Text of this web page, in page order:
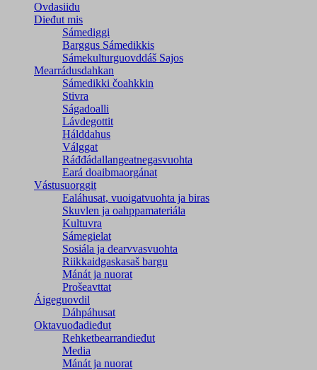
Ovdasiidu
Dieđut mis
Sámediggi
Barggus Sámedikkis
Sámekulturguovddáš Sajos
Mearrádusdahkan
Sámedikki čoahkkin
Stivra
Ságadoalli
Lávdegottit
Hálddahus
Válggat
Ráđđádallangeatnegas­vuohta
Eará doaibmaorgánat
Vástusuorggit
Ealáhusat, vuoigatvuohta ja biras
Skuvlen ja oahppamateriála
Kultuvra
Sámegielat
Sosiála ja dearvvasvuohta
Riikkaidgaskasaš bargu
Mánát ja nuorat
Prošeavttat
Áigeguovdil
Dáhpáhusat
Oktavuođadieđut
Rehketbearrandieđut
Media
Mánát ja nuorat